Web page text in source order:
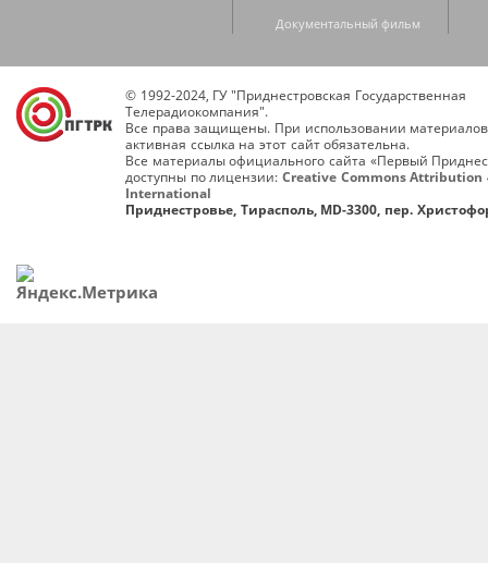
Документальный фильм
© 1992-2024, ГУ "Приднестровская Государственная
Телерадиокомпания".
Все права защищены. При использовании
активная ссылка на этот сайт обязательна.
Все материалы официального сайта «Первый
доступны по лицензии: Creative Commons Attribution
International
Приднестровье, Тирасполь, MD-3300, пер.